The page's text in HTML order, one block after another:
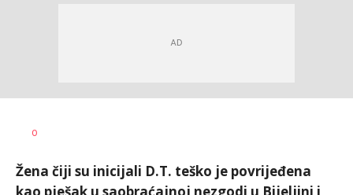
AUTOR
0
Žena čiji su inicijali D.T. teško je povrijeđena